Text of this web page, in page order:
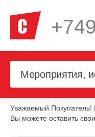
Уважаемый Покупатель!
Вы можете оставить